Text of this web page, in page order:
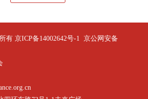
有 京ICP备14002642号-1 京公网安备